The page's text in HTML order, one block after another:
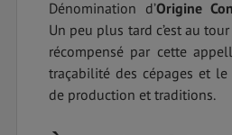
Dénomination d’Origine
Un peu plus tard c’est au
récompensé par cette
traçabilité des cépages et le
de production et traditions.